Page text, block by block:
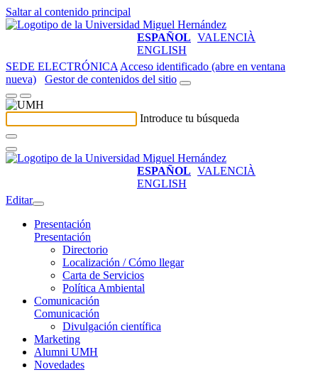
Saltar al contenido principal
ESPAÑOL VALENCIÀ
ENGLISH
SEDE ELECTRÓNICA Acceso identificado (abre en ventana
nueva)
Gestor de contenidos del sitio
Introduce tu búsqueda
ESPAÑOL VALENCIÀ
ENGLISH
Editar
Presentación
Presentación
Directorio
Localización / Cómo llegar
Carta de Servicios
Política Ambiental
Comunicación
Comunicación
Divulgación científica
Marketing
Alumni UMH
Novedades